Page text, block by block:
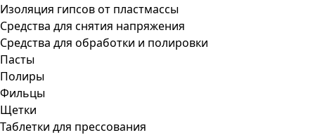
Изоляция гипсов от пластмассы
Средства для снятия напряжения
Средства для обработки и полировки
Пасты
Полиры
Фильцы
Щетки
Таблетки для прессования